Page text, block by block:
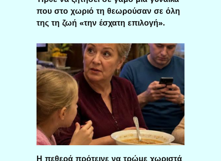
που στο χωριό τη θεωρούσαν σε όλη
της τη ζωή «την έσχατη επιλογή».
Η πεθερά πρότεινε να τρώμε χωριστά